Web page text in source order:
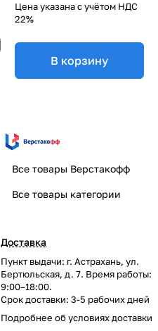
Цена указана с учётом НДС
22%
В корзину
Все товары Верстакофф
Все товары категории
Доставка
Пункт выдачи: г. Астрахань, ул.
Бертюльская, д. 7. Время работы:
9:00–18:00.
Срок доставки: 3-5 рабочих дней
Подробнее обусловиях доставки